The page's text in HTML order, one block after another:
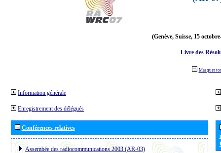
(Genève, Suisse, 15
Livre des
Masquer
Information générale
Enregistrement des délégués
Conférences relatives
Assembée des radiocommunications 2003 (AR-03)